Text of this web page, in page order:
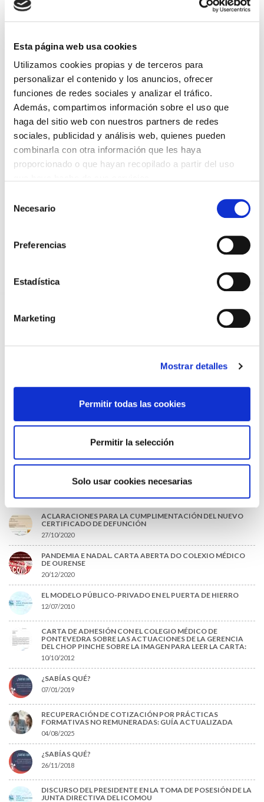
Esta página web usa cookies
Utilizamos cookies propias y de terceros para
personalizar el contenido y los anuncios, ofrecer
funciones de redes sociales y analizar el tráfico.
Además, compartimos información sobre el uso que
haga del sitio web con nuestros partners de redes
sociales, publicidad y análisis web, quienes pueden
combinarla con otra información que les haya
proporcionado o que hayan recopilado a partir del uso
Necesario
Preferencias
Estadística
Marketing
Mostrar detalles
Permitir todas las cookies
Permitir la selección
Solo usar cookies necesarias
DESTACADAS
LABOR DE LOS TUTORES DE RESIDENTES
LA ALIANZA MÉDICA POR LA SALUD PLANETARIA SE ADHIERE
03/08/2026
PREMIOS DE LA REAL ACADEMIA DE MEDICINA DE GALICIA
2026
31/07/2026
REFORMA DE LAS MUTUALIDADES ALTERNATIVAS Y LA
EL COLEGIO MÉDICO DE OURENSE CONVOCA EL I CERTAMEN
DE CASOS CLÍNICOS PARA MÉDICOS INTERNOS RESIDENTES
TRÁFICO SUPRIME LAS EXENCIONES MÉDICAS PARA EL USO
EL AUMENTO DE PRIMAS A MUFACE NO MEJORA LAS
09/07/2026
URGENTES ANTE LA SITUACIÓN CRÍTICA DEL SERVICIO DE
INFORME SOBRE LA CONSOLIDACIÓN DE GRADO A LAS/LOS
PUESTOS DE JEFATURA / DIRECCIÓN / COORDINACIÓN
SOSTENIBILIDAD Y SISTEMA SANITARIO: UN COMPROMISO
22/06/2026
LO MÁS LEÍDO
ACLARACIONES PARA LA CUMPLIMENTACIÓN DEL NUEVO
CERTIFICADO DE DEFUNCIÓN
27/10/2020
PANDEMIA E NADAL. CARTA ABERTA DO COLEXIO MÉDICO
DE OURENSE
20/12/2020
EL MODELO PÚBLICO-PRIVADO EN EL PUERTA DE HIERRO
12/07/2010
CARTA DE ADHESIÓN CON EL COLEGIO MÉDICO DE
PONTEVEDRA SOBRE LAS ACTUACIONES DE LA GERENCIA
DEL CHOP PINCHE SOBRE LA IMAGEN PARA LEER LA CARTA:
10/10/2012
¿SABÍAS QUÉ?
07/01/2019
RECUPERACIÓN DE COTIZACIÓN POR PRÁCTICAS
FORMATIVAS NO REMUNERADAS: GUÍA ACTUALIZADA
04/08/2025
¿SABÍAS QUÉ?
26/11/2018
DISCURSO DEL PRESIDENTE EN LA TOMA DE POSESIÓN DE LA
JUNTA DIRECTIVA DEL ICOMOU